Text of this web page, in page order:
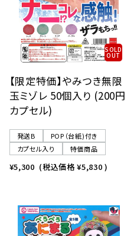
SOLD
OUT
【限定特価】やみつき無限
玉ミゾレ 50個入り (200円
カプセル)
発送B
POP（台紙)付き
カプセル入り
特価商品
¥5,300 (税込価格¥5,830 )